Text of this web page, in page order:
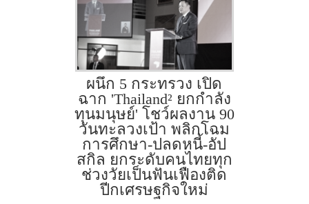
ผนึก 5 กระทรวง เปิด
ฉาก 'Thailand² ยกกำลัง
ทุนมนุษย์' โชว์ผลงาน 90
วันทะลวงเป้า พลิกโฉม
การศึกษา-ปลดหนี้-อัป
สกิล ยกระดับคนไทยทุก
ช่วงวัยเป็นฟันเฟืองติด
ปีกเศรษฐกิจใหม่